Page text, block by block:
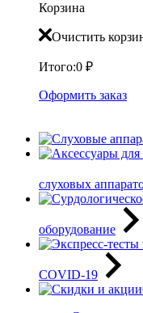
Корзина
Очистить
Итого:0 ₽
Оформить заказ
слуховых
оборудование
COVID-19